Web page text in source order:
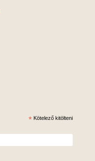
* Kötelező kitölteni